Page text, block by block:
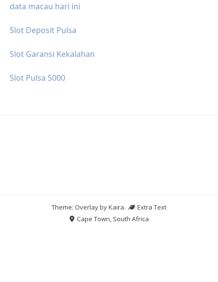
data macau hari ini
Slot Deposit Pulsa
Slot Garansi Kekalahan
Slot Pulsa 5000
Theme: Overlay byKaira.
Extra Text
Cape Town, South Africa